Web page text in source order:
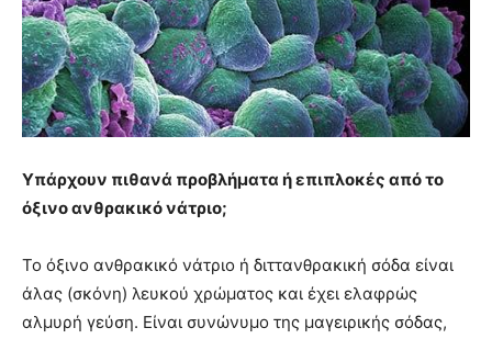
Υπάρχουν πιθανά προβλήματα ή επιπλοκές από το
όξινο ανθρακικό νάτριο;
Το όξινο ανθρακικό νάτριο ή διττανθρακική σόδα είναι
άλας (σκόνη) λευκού χρώματος και έχει ελαφρώς
αλμυρή γεύση. Είναι συνώνυμο της μαγειρικής σόδας,